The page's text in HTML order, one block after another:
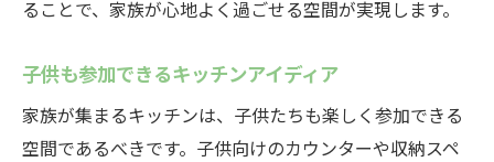
ることで、家族が心地よく過ごせる空間が実現します。
子供も参加できるキッチンアイディア
家族が集まるキッチンは、子供たちも楽しく参加できる
空間であるべきです。子供向けのカウンターや収納スペ